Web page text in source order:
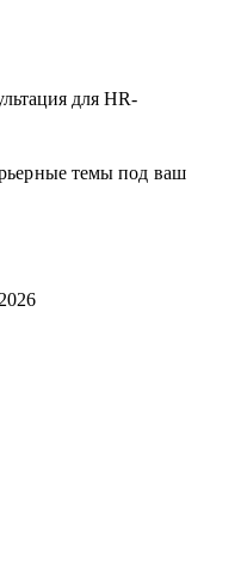
для HR-
темы под ваш